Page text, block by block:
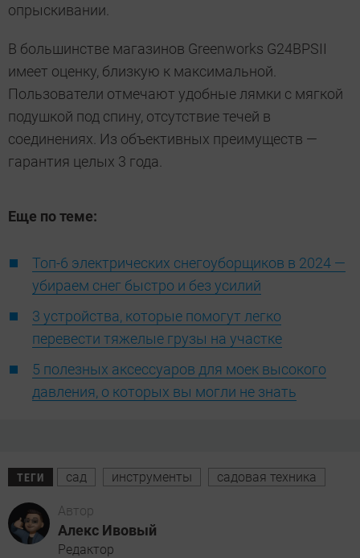
опрыскивании.
В большинстве магазинов Greenworks G24BPSII
имеет оценку, близкую к максимальной.
Пользователи отмечают удобные лямки с мягкой
подушкой под спину, отсутствие течей в
соединениях. Из объективных преимуществ —
гарантия целых 3 года.
Еще по теме:
Топ-6 электрических снегоуборщиков в 2024 —
убираем снег быстро и без усилий
3 устройства, которые помогут легко
перевести тяжелые грузы на участке
5 полезных аксессуаров для моек высокого
давления, о которых вы могли не знать
ТЕГИ сад инструменты садовая техника
Автор
Алекс Ивовый
Редактор